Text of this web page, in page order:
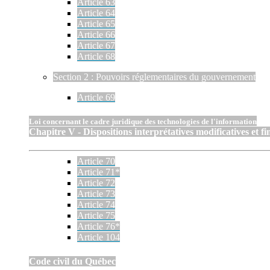
Article 63
Article 64
Article 65
Article 66
Article 67
Article 68
Section 2 : Pouvoirs réglementaires du gouvernement
Article 69
Loi concernant le cadre juridique des technologies de l'information
Chapitre V - Dispositions interprétatives modificatives et
Article 70
Article 71*
Article 72
Article 73
Article 74
Article 75
Article 76*
Article 104
Code civil du Québec